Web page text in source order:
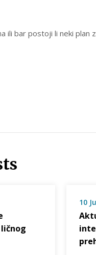
bar postoji li neki plan
10